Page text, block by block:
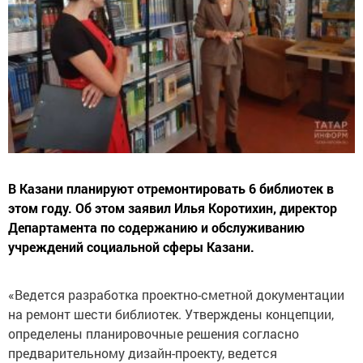
В Казани планируют отремонтировать 6 библиотек в
этом году. Об этом заявил Илья Коротихин, директор
Департамента по содержанию и обслуживанию
учреждений социальной сферы Казани.
«Ведется разработка проектно-сметной документации
на ремонт шести библиотек. Утверждены концепции,
определены планировочные решения согласно
предварительному дизайн-проекту, ведется